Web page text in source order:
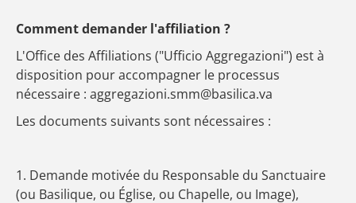
Comment demander l'affiliation ?
L'Office des Affiliations ("Ufficio Aggregazioni") est à
disposition pour accompagner le processus
nécessaire : aggregazioni.smm@basilica.va
Les documents suivants sont nécessaires :
1. Demande motivée du Responsable du Sanctuaire
(ou Basilique, ou Église, ou Chapelle, ou Image),